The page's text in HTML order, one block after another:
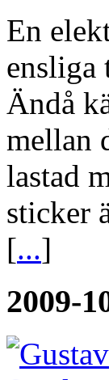
En
ensliga
Ändå
mellan
lastad
sticker
[...]
2009-